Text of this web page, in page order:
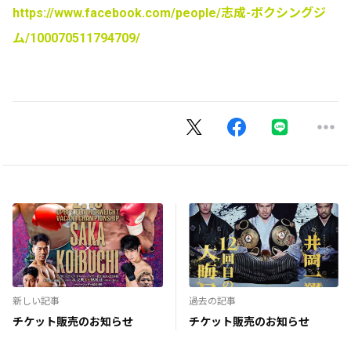
https://www.facebook.com/people/志成-ボクシングジ
ム/100070511794709/
新しい記事
チケット販売のお知らせ
過去の記事
チケット販売のお知らせ